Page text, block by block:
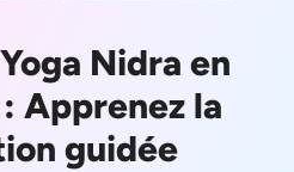
Nidra en
Apprenez la
guidée